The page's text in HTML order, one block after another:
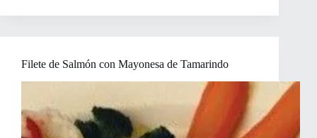
Papas
Filete de Salmón con Mayonesa de Tamarindo